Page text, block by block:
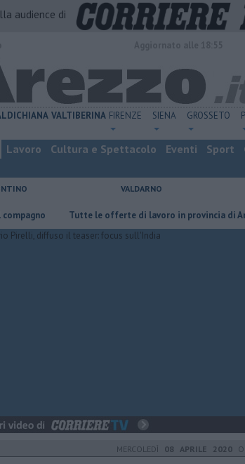
audience di
VALTIBERINA FIRENZE SIENA GROSSETO
Lavoro Cultura e Spettacolo Eventi Sport
VALDARNO
​Tutte le offerte di lavoro in provincia di Arezzo
MERCOLEDÌ 08 APRILE 2020